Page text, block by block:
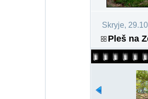
Skryje,
Pleš na